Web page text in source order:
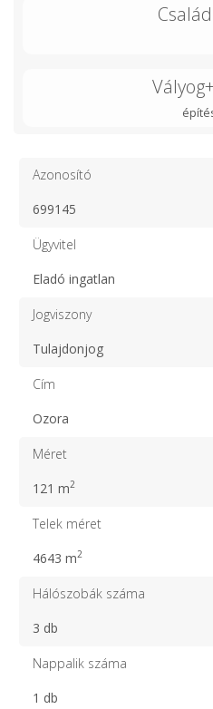
Azonosító
699145
Ügyvitel
Eladó ingatlan
Jogviszony
Tulajdonjog
Cím
Ozora
Méret
121 m2
Telek méret
4643 m2
Hálószobák száma
3 db
Nappalik száma
1 db